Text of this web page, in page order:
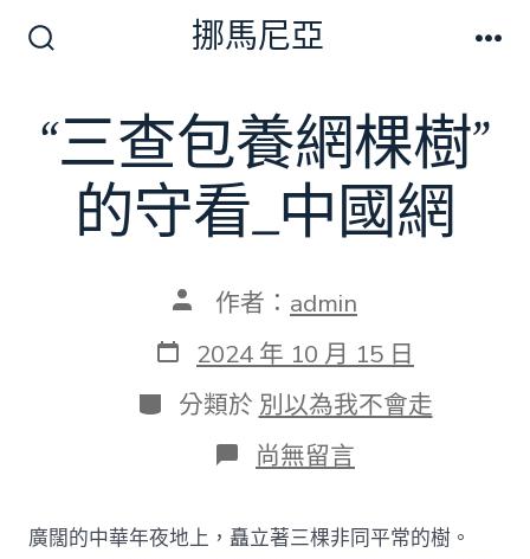
切
換
開
挪馬尼亞
“三查包養網棵樹”
的守看_中國網
文
作
者
作者： admin
發
表
日
期
2024 年 10 月 15 日
分
類
分類於 別以為我不會走
在
〈“三
包
養
尚無留言
廣闊的中華年夜地上，矗立著三棵非同平常的樹。